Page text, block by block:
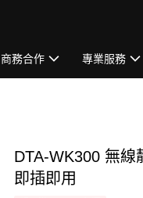
商務合作 專業服務
DTA-WK300 無線
即插即用